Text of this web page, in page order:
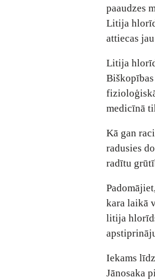
paaudzes
Litija
attiecas
Litija
medicīnā
Kā gan
radusies
radītu
kara laikā
litija
Iekams
Jānosaka